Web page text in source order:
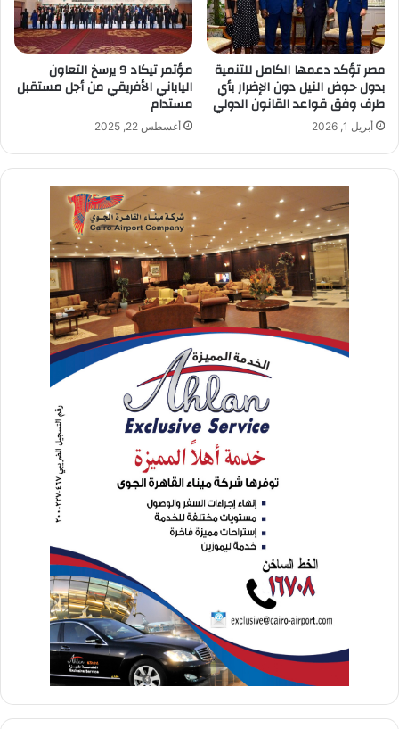
مصر تؤكد دعمها الكامل للتنمية
بدول حوض النيل دون الإضرار بأي
طرف وفق قواعد القانون الدولي
أبريل 1, 2026
مؤتمر تيكاد 9 يرسخ التعاون
الياباني الأفريقي من أجل مستقبل
مستدام
أغسطس 22, 2025